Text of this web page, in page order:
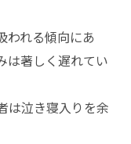
われる傾向にあ
は著しく遅れてい
は泣き寝入りを余